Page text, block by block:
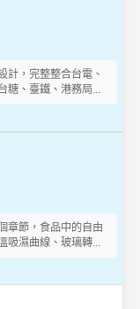
計，完整整合台電、
糖、臺鐵、港務局...
章節，食品中的自由
吸濕曲線、玻璃轉...